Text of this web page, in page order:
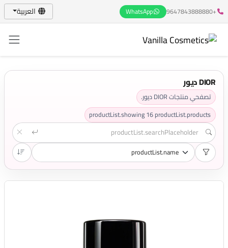
+9647843888880
WhatsApp العربية
DIOR ديور
تصفحي منتجات DIOR ديور.
productList.showing16productList.products